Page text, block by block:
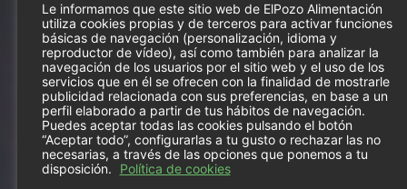
Le informamos que este sitio web de ElPozo Alimentación
utiliza cookies propias y de terceros para activar funciones
básicas de navegación (personalización, idioma y
reproductor de vídeo), así como también para analizar la
navegación de los usuarios por el sitio web y el uso de los
servicios que en él se ofrecen con la finalidad de mostrarle
publicidad relacionada con sus preferencias, en base a un
perfil elaborado a partir de tus hábitos de navegación.
Puedes aceptar todas las cookies pulsando el botón
“Aceptar todo”, configurarlas a tu gusto o rechazar las no
necesarias, a través de las opciones que ponemos a tu
disposición.
Política de cookies